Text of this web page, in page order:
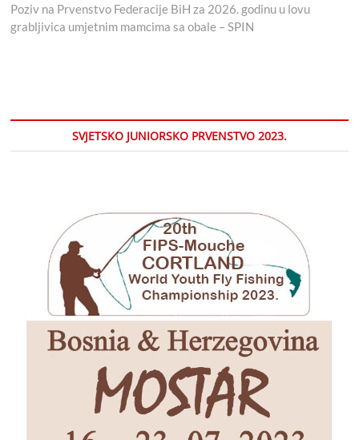
post:
Poziv na Prvenstvo Federacije BiH za 2026. godinu u lovu
grabljivica umjetnim mamcima sa obale – SPIN
SVJETSKO JUNIORSKO PRVENSTVO 2023.